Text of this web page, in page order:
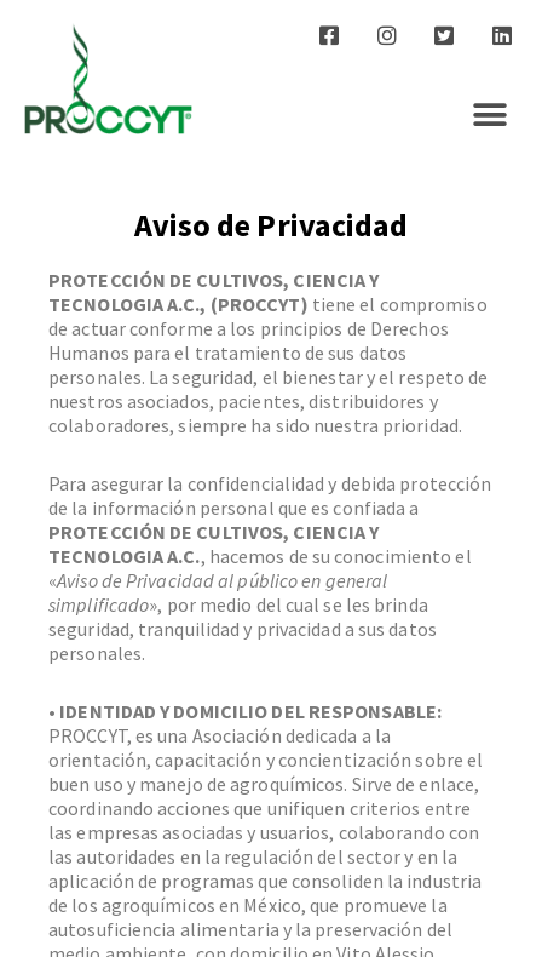
Aviso de Privacidad
PROTECCIÓN DE CULTIVOS, CIENCIA Y
TECNOLOGIA A.C., (PROCCYT) tiene el compromiso
de actuar conforme a los principios de Derechos
Humanos para el tratamiento de sus datos
personales. La seguridad, el bienestar y el respeto de
nuestros asociados, pacientes, distribuidores y
colaboradores, siempre ha sido nuestra prioridad.
Para asegurar la confidencialidad y debida protección
de la información personal que es confiada a
PROTECCIÓN DE CULTIVOS, CIENCIA Y
TECNOLOGIA A.C., hacemos de su conocimiento el
«Aviso de Privacidad al público en general
simplificado», por medio del cual se les brinda
seguridad, tranquilidad y privacidad a sus datos
personales.
• IDENTIDAD Y DOMICILIO DEL RESPONSABLE:
PROCCYT, es una Asociación dedicada a la
orientación, capacitación y concientización sobre el
buen uso y manejo de agroquímicos. Sirve de enlace,
coordinando acciones que unifiquen criterios entre
las empresas asociadas y usuarios, colaborando con
las autoridades en la regulación del sector y en la
aplicación de programas que consoliden la industria
de los agroquímicos en México, que promueve la
autosuficiencia alimentaria y la preservación del